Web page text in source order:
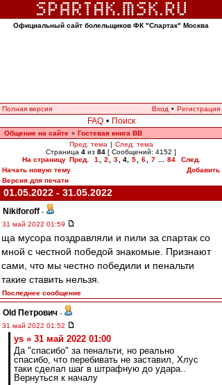
Официальный сайт болельщиков ФК "Спартак" Москва
Полная версия Вход • Регистрация
FAQ • Поиск
Общение на сайте » Гостевая книга ВВ
Пред. тема | След. тема
Страница 4 из 84 [ Сообщений: 4152 ]
На страницу Пред. 1 2 3 4, 5 6 7 84
След.
Начать новую тему
Добавить
Версия для печати
01.05.2022 - 31.05.2022
Nikiforoff -
31 май 2022 01:59
ща мусора поздравляли и пили за спартак со
мной с честной победой знакомые. Признают
сами, что мы честно победили и пенальти
такие ставить нельзя.
Последнее сообщение
Old Петрович -
31 май 2022 01:52
ys » 31 май 2022 01:00
Да "спасибо" за пенальти, но реально
спасибо, что перебивать не заставил, Хлус
таки сделал шаг в штрафную до удара..
Вернуться к началу